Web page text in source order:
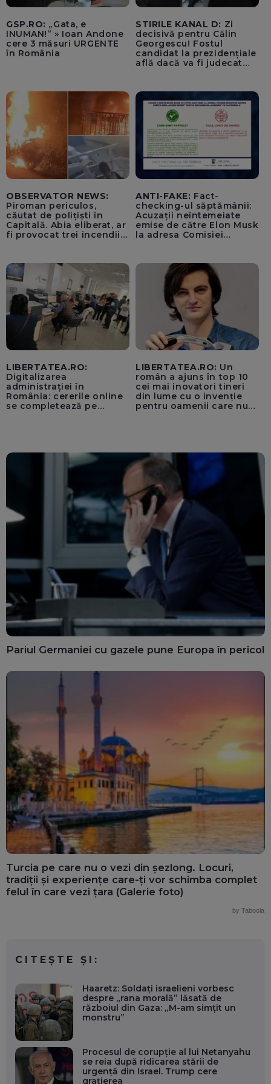
GSP.RO: „Gata, e
INUMAN!” » Ioan Andone
cere 3 măsuri URGENTE
în România
STIRILE KANAL D: Zi
decisivă pentru Călin
Georgescu! Fostul
candidat la prezidențiale
află dacă va fi judecat
OBSERVATOR NEWS:
Piroman periculos,
căutat de polițiști în
Capitală. Abia eliberat, ar
fi provocat trei incendii
ANTI-FAKE: Fact-
checking-ul săptămânii:
Acuzații neîntemeiate
emise de către Elon Musk
la adresa Comisiei
pentru instaurarea
„cenzurii” pe platforma X
LIBERTATEA.RO:
Digitalizarea
administrației în
România: cererile online
se completează pe
LIBERTATEA.RO: Un
român a ajuns în top 10
cei mai inovatori tineri
din lume cu o invenție
pentru oamenii care nu
Pariul Germaniei cu gazele pune Europa în pericol
Turcia pe care nu o vezi din șezlong. Locuri,
tradiții și experiențe care-ți vor schimba complet
felul în care vezi țara (Galerie foto)
by Taboola
CITEȘTE ȘI:
Haaretz: Soldați israelieni vorbesc
despre „rana morală” lăsată de
războiul din Gaza: „M-am simțit un
monstru”
Procesul de corupție al lui Netanyahu
se reia după ridicarea stării de
urgență din Israel. Trump cere
grațierea